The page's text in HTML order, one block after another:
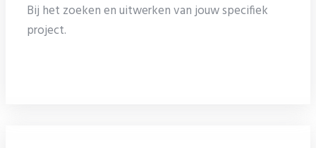
Bij het zoeken en uitwerken van jouw specifiek
project.